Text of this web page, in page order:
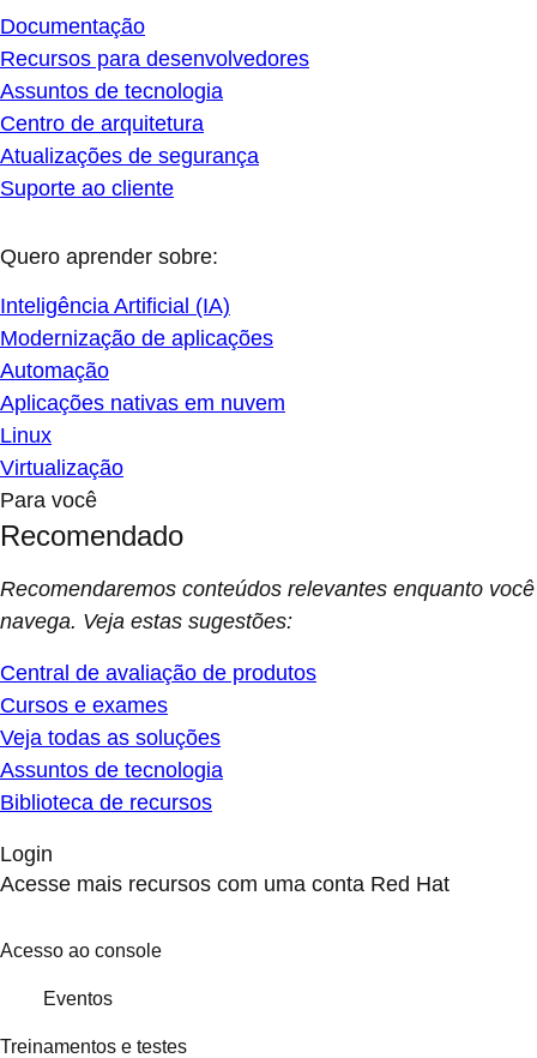
Documentação
Recursos para desenvolvedores
Assuntos de tecnologia
Centro de arquitetura
Atualizações de segurança
Suporte ao cliente
Quero aprender sobre:
Inteligência Artificial (IA)
Modernização de aplicações
Automação
Aplicações nativas em nuvem
Linux
Virtualização
Para você
Recomendado
Recomendaremos conteúdos relevantes enquanto você
navega. Veja estas sugestões:
Central de avaliação de produtos
Cursos e exames
Veja todas as soluções
Assuntos de tecnologia
Biblioteca de recursos
Login
Acesse mais recursos com uma conta Red Hat
Acesso ao console
Eventos
Treinamentos e testes